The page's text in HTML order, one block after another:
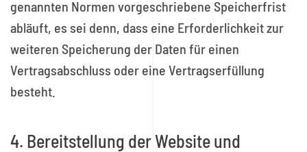
genannten Normen vorgeschriebene Speicherfrist
abläuft, es sei denn, dass eine Erforderlichkeit zur
weiteren Speicherung der Daten für einen
Vertragsabschluss oder eine Vertragserfüllung
besteht.
4. Bereitstellung der Website und